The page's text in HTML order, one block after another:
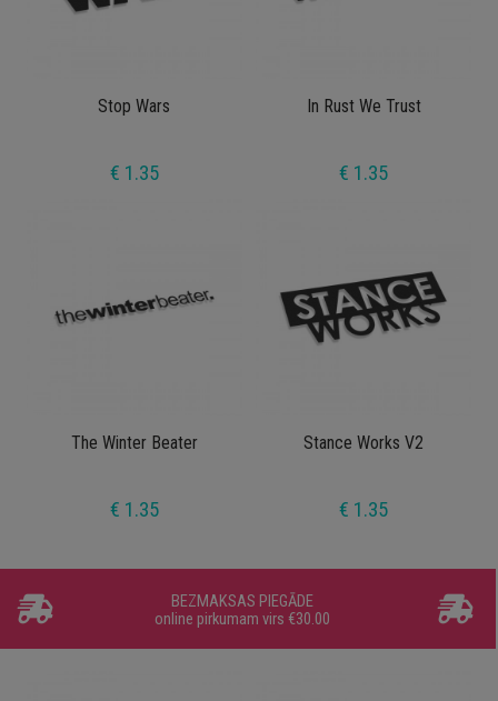
Stop Wars
€ 1.35
In Rust We Trust
€ 1.35
The Winter Beater
€ 1.35
Stance Works V2
€ 1.35
BEZMAKSAS PIEGĀDE
online pirkumam virs €30.00